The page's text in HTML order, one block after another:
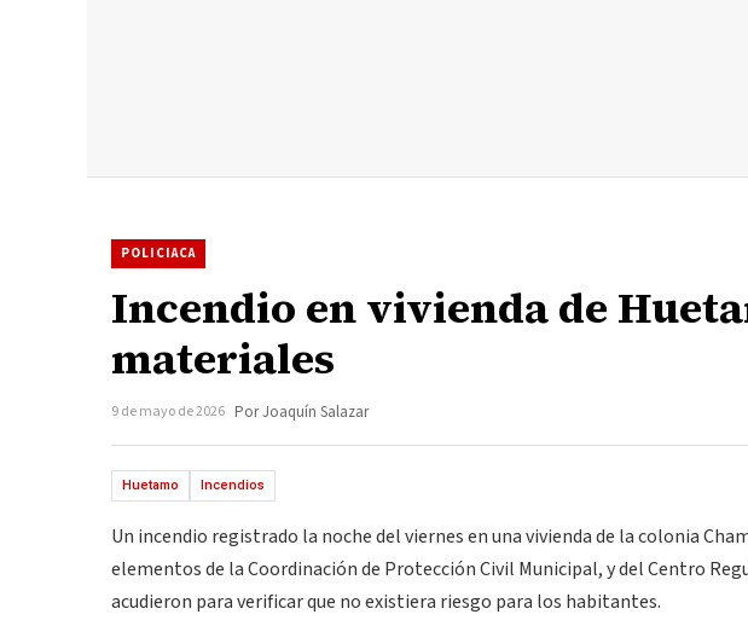
POLICIACA
Incendio en vivienda de
materiales
9 de mayo de 2026 Por Joaquín Salazar
Huetamo Incendios
Un incendio registrado la noche del viernes en una vivienda de la colonia
elementos de la Coordinación de Protección Civil Municipal, y del Centro
acudieron para verificar que no existiera riesgo para los habitantes.